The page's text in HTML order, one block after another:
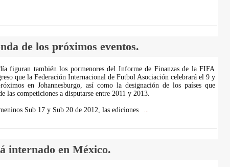
de los próximos eventos.
figuran también los pormenores del Informe de Finanzas de la FIFA
que la Federación Internacional de Futbol Asociación celebrará el 9 y
en Johannesburgo, así como la designación de los países que
las competiciones a disputarse entre 2011 y 2013.
Sub 17 y Sub 20 de 2012, las ediciones
internado en México.